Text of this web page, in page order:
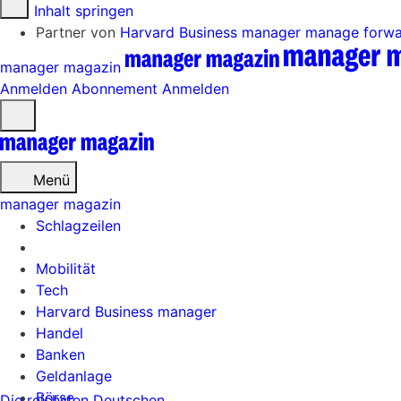
Zum Inhalt springen
Partner von Harvard Business manager manage
manager magazin
Anmelden Abonnement Anmelden
öffnen
Menü
Schlagzeilen
Mobilität
Tech
Harvard Business manager
Handel
Banken
Geldanlage
Börse
manager magazin